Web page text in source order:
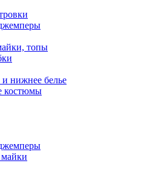
топы
нижнее белье
костюмы